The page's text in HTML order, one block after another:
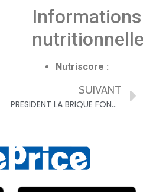
Informations
Nutriscore :
SUIVANT
PRESIDENT LA BRIQUE FONDANTE 200g – 3228021170077